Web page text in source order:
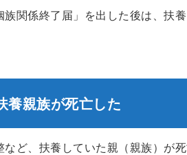
族関係終了届」を出した後は、扶
養親族が死亡した
など、扶養していた親（親族）が死